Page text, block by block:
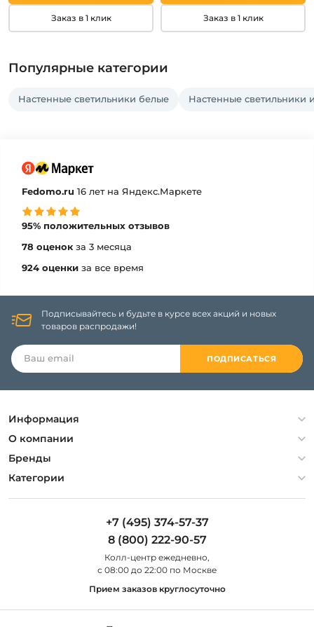
Заказ в 1 клик Заказ в 1 клик
Популярные категории
Настенные светильники белые Настенные светильники
Fedomo.ru 16 лет на Яндекс.Маркете
95% положительных отзывов
78 оценок за 3 месяца
924 оценки за все время
Подписывайтесь и будьте в курсе всех акций и новых
товаров распродажи!
ПОДПИСАТЬСЯ
Информация
Политика конфиденциальности
Гарантия
Оплата и доставка
О компании
О компании
Контакты
Бренды
Artelamp
Категории
Люстры
Уличные светильники
+7 (495) 374-57-37
8 (800) 222-90-57
Колл-центр eжедневно,
с 08:00 до 22:00 по Москве
Прием заказов круглосуточно